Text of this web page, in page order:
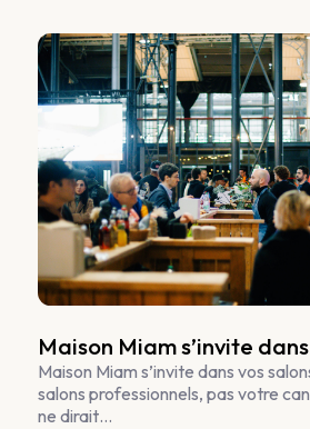
Maison Miam s’invite
Maison Miam s’invite dans vos
salons professionnels, pas votre
ne dirait…